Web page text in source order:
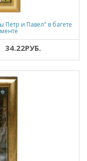
Петр и Павел" в багете
34.22РУБ.